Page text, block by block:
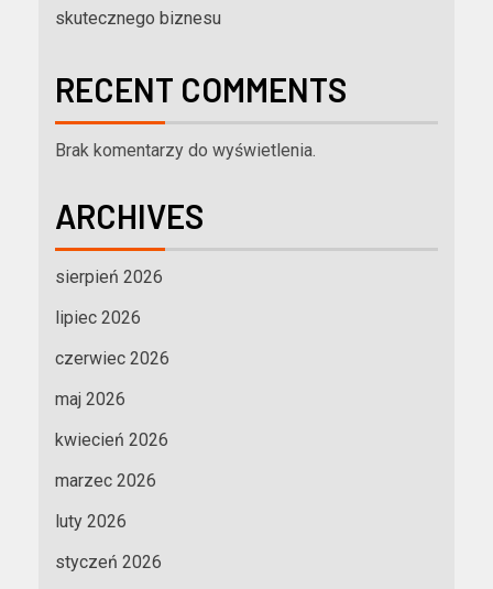
skutecznego biznesu
RECENT COMMENTS
Brak komentarzy do wyświetlenia.
ARCHIVES
sierpień 2026
lipiec 2026
czerwiec 2026
maj 2026
kwiecień 2026
marzec 2026
luty 2026
styczeń 2026